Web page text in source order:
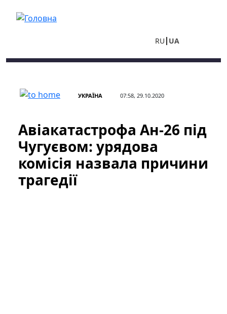
RU UA
УКРАЇНА 07:58, 29.10.2020
Авіакатастрофа Ан-26 під
Чугуєвом: урядова
комісія назвала причини
трагедії